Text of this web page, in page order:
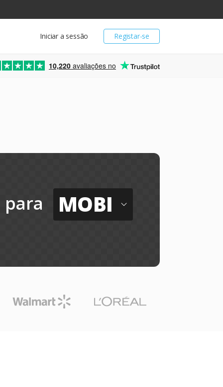
Registar-se
Iniciar a sessão
10,220 avaliações no
para MOBI